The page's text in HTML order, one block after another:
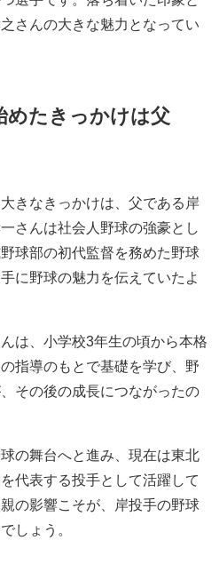
さんの大きな魅力となってい
めたきっかけは父
きなきっかけは、父である岸
さんは社会人野球の強豪とし
球部の初代監督を務めた野球
に野球の魅力を伝えていたよ
は、小学校3年生の頃から本格
指導のもとで基礎を学び、野
その後の成長につながったの
の舞台へと進み、現在は東北
代表する投手として活躍して
の影響こそが、岸投手の野球
しょう。